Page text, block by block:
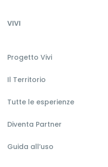
VIVI
Progetto Vivi
Il Territorio
Tutte le esperienze
Diventa Partner
Guida all’uso